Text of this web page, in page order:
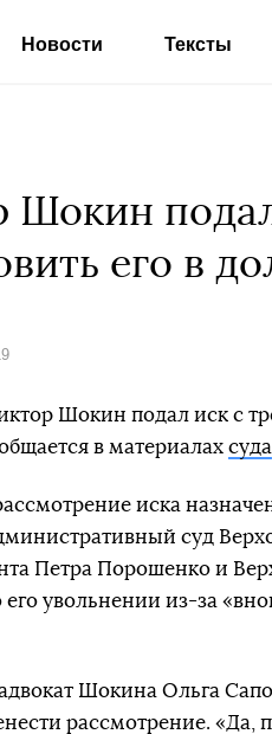
Новости Тексты
Шокин
его в
Шокин подал иск с
в материалах суда
иска
суд
Петра Порошенко и
увольнении из-за
Шокина Ольга
рассмотрение. «Да,